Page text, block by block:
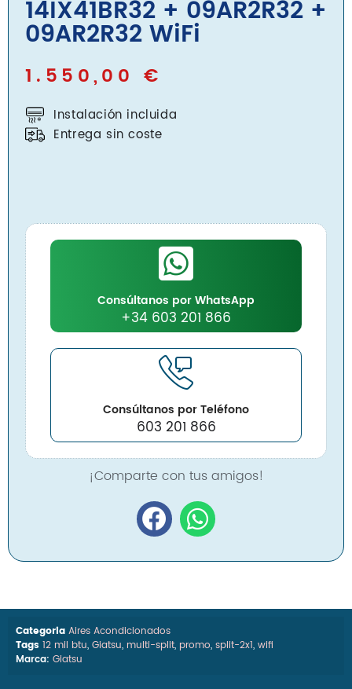
14IX41BR32 + 09AR2R32 +
09AR2R32 WiFi
1.550,00 €
Instalación incluida
Entrega sin coste
Consúltanos por WhatsApp
+34 603 201 866
Consúltanos por Teléfono
603 201 866
¡Comparte con tus amigos!
Categoria Aires Acondicionados
Tags 12 mil btu, Giatsu, multi-split, promo, split-2x1, wifi
Marca: Giatsu